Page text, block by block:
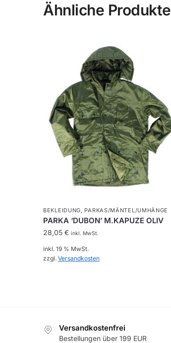
Ähnliche Produkte
BEKLEIDUNG, PARKAS/MÄNTEL/UMHÄNGE
PARKA ‘DUBON’ M.KAPUZE OLIV
28,05€ inkl. MwSt.
inkl. 19 % MwSt.
zzgl.Versandkosten
Versandkostenfrei
Bestellungen über 199 EUR